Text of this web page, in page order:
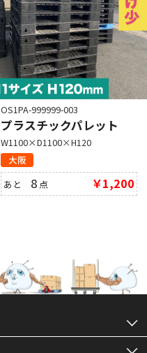
OS1PA-999999-003
プラスチックパレット
W1100×D1100×H120
大阪
あと 8 点 ￥1,200